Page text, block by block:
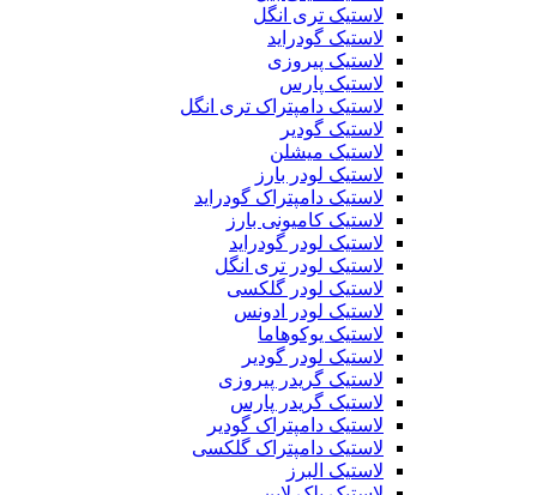
لاستیک تری انگل
لاستیک گودراید
لاستیک پیروزی
لاستیک پارس
لاستیک دامپتراک تری انگل
لاستیک گودیر
لاستیک میشلن
لاستیک لودر بارز
لاستیک دامپتراک گودراید
لاستیک کامیونی بارز
لاستیک لودر گودراید
لاستیک لودر تری انگل
لاستیک لودر گلکسی
لاستیک لودر ادونس
لاستیک یوکوهاما
لاستیک لودر گودیر
لاستیک گریدر پیروزی
لاستیک گریدر پارس
لاستیک دامپتراک گودیر
لاستیک دامپتراک گلکسی
لاستیک البرز